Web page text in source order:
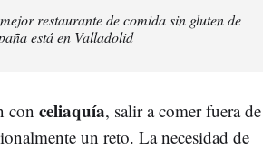
restaurante de comida sin gluten de
está en Valladolid
con celiaquía, salir a comer fuera de
un reto. La necesidad de